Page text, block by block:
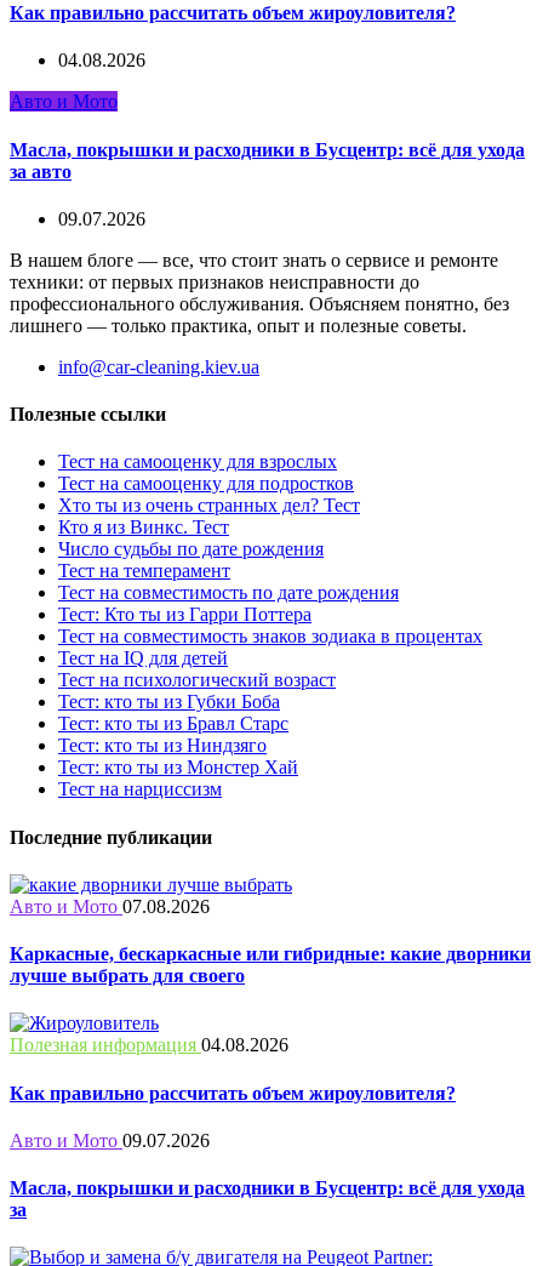
Как правильно рассчитать объем жироуловителя?
04.08.2026
Авто и Мото
Масла, покрышки и расходники в Бусцентр: всё для ухода
за авто
09.07.2026
В нашем блоге — все, что стоит знать о сервисе и ремонте
техники: от первых признаков неисправности до
профессионального обслуживания. Объясняем понятно, без
лишнего — только практика, опыт и полезные советы.
info@car-cleaning.kiev.ua
Полезные ссылки
Тест на самооценку для взрослых
Тест на самооценку для подростков
Хто ты из очень странных дел? Тест
Кто я из Винкс. Тест
Число судьбы по дате рождения
Тест на темперамент
Тест на совместимость по дате рождения
Тест: Кто ты из Гарри Поттера
Тест на совместимость знаков зодиака в процентах
Тест на IQ для детей
Тест на психологический возраст
Тест: кто ты из Губки Боба
Тест: кто ты из Бравл Старс
Тест: кто ты из Ниндзяго
Тест: кто ты из Монстер Хай
Тест на нарциссизм
Последние публикации
Авто и Мото 07.08.2026
Каркасные, бескаркасные или гибридные: какие дворники
лучше выбрать для своего
Полезная информация 04.08.2026
Как правильно рассчитать объем жироуловителя?
Авто и Мото 09.07.2026
Масла, покрышки и расходники в Бусцентр: всё для ухода
за